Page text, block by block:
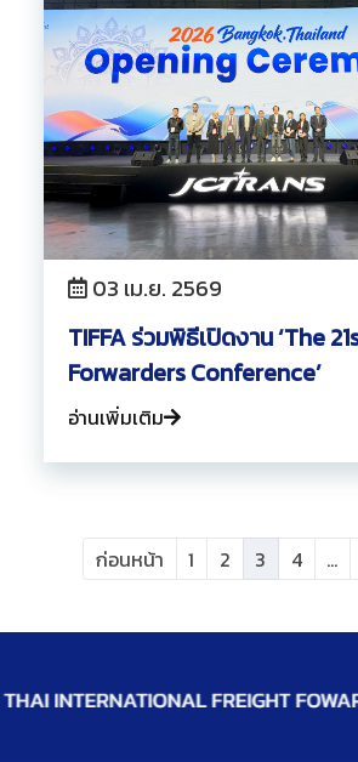
03 เม.ย. 2569
TIFFA ร่วมพิธีเปิดงาน ‘The
Forwarders Conference’
อ่านเพิ่มเติม
ก่อนหน้า 1 2 3 4 ...